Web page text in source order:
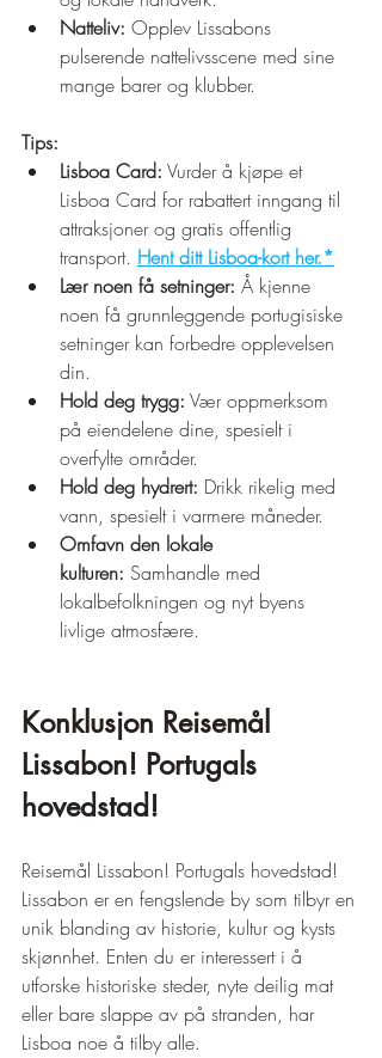
Natteliv: Opplev Lissabons
pulserende nattelivsscene med sine
mange barer og klubber.
Tips:
Lisboa Card: Vurder å kjøpe et
Lisboa Card for rabattert inngang til
attraksjoner og gratis offentlig
transport. Hent ditt Lisboa-kort her.*
Lær noen få setninger: Å kjenne
noen få grunnleggende portugisiske
setninger kan forbedre opplevelsen
din.
Hold deg trygg: Vær oppmerksom
på eiendelene dine, spesielt i
overfylte områder.
Hold deg hydrert: Drikk rikelig med
vann, spesielt i varmere måneder.
Omfavn den lokale
kulturen: Samhandle med
lokalbefolkningen og nyt byens
livlige atmosfære.
Konklusjon Reisemål
Lissabon! Portugals
hovedstad!
Reisemål Lissabon! Portugals hovedstad!
Lissabon er en fengslende by som tilbyr en
unik blanding av historie, kultur og kysts
skjønnhet. Enten du er interessert i å
utforske historiske steder, nyte deilig mat
eller bare slappe av på stranden, har
Lisboa noe å tilby alle.